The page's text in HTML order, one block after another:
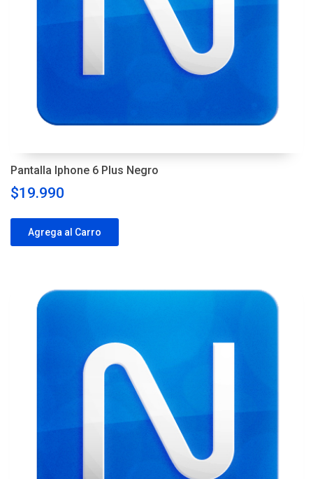
Pantalla Iphone 6 Plus Negro
$19.990
Agrega al Carro